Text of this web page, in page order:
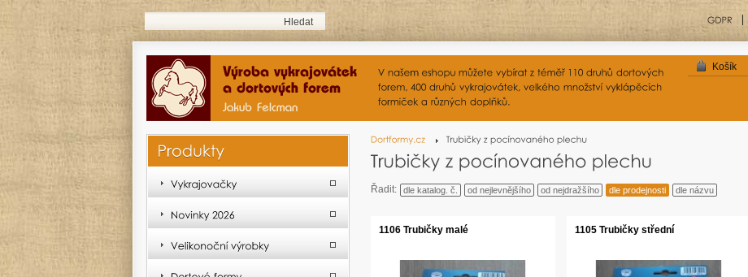
Košík
Řadit: dle katalog. č. od nejlevnějšího od nejdražšího dle prodejnosti dle názvu
1106 Trubičky malé 1105 Trubičky střední